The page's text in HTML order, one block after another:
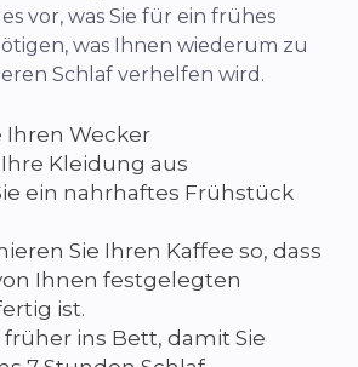
vor, was Sie für ein frühes
was Ihnen wiederum zu
Schlaf verhelfen wird.
Ihren Wecker
Kleidung aus
ein nahrhaftes Frühstück
Sie Ihren Kaffee so, dass
Ihnen festgelegten
ist.
früher ins Bett, damit Sie